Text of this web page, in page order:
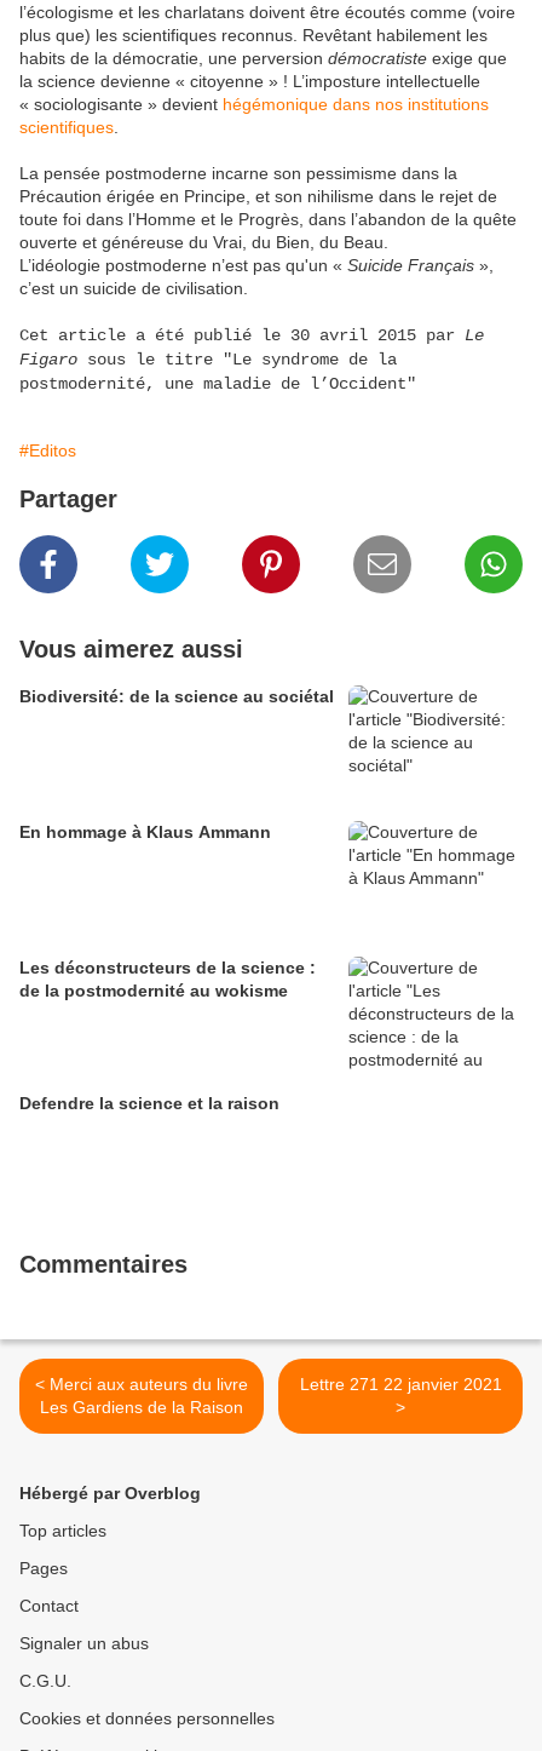
l’écologisme et les charlatans doivent être écoutés comme (voire
plus que) les scientifiques reconnus. Revêtant habilement les
habits de la démocratie, une perversion démocratiste exige que
la science devienne « citoyenne » ! L’imposture intellectuelle
« sociologisante » devient hégémonique dans nos institutions
scientifiques
La pensée postmoderne incarne son pessimisme dans la
Précaution érigée en Principe, et son nihilisme dans le rejet de
toute foi dans l’Homme et le Progrès, dans l’abandon de la quête
ouverte et généreuse du Vrai, du Bien, du Beau.
L’idéologie postmoderne n’est pas qu'un « Suicide Français »,
c’est un suicide de civilisation.
Cet article a été publié le 30 avril 2015 par Le
Figaro sous le titre "Le syndrome de la
postmodernité, une maladie de l’Occident"
#Editos
Partager
Vous aimerez aussi
Biodiversité: de la science au sociétal
En hommage à Klaus Ammann
Les déconstructeurs de la science :
de la postmodernité au wokisme
Defendre la science et la raison
Commentaires
< Merci aux auteurs du livre
Les Gardiens de la Raison
Lettre 271 22 janvier 2021
>
Hébergé par Overblog
Top articles
Pages
Contact
Signaler un abus
C.G.U.
Cookies et données personnelles